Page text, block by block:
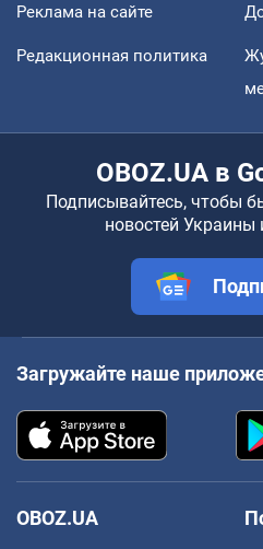
Реклама на сайте
Редакционная политика
OBOZ.UA в
Подписывайтесь, чтобы
новостей Украины
Загружайте наше
OBOZ.UA